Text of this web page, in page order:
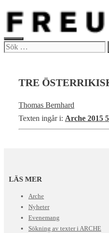
Hoppa
innehåll
MENY
Sök
TRE
Thomas Bernhard
Texten ingår i: Arche 2015
LÄS MER
Arche
Nyheter
Evenemang
Sökning av texter i ARCHE